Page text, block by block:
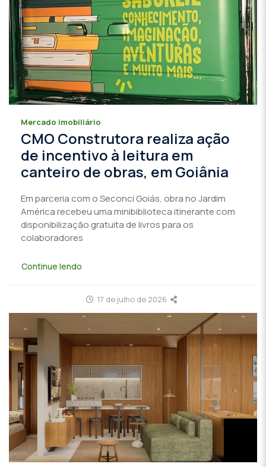
Mercado imobiliário
CMO Construtora realiza ação
de incentivo à leitura em
canteiro de obras, em Goiânia
Em parceria com o Seconci Goiás, obra no Jardim
América recebeu uma minibiblioteca itinerante com
disponibilização gratuita de livros para os
colaboradores
Continue lendo
17 de julho de 2026